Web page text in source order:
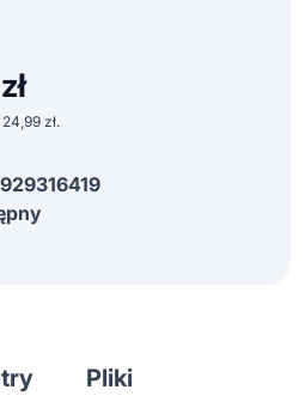
złAktualna
24,99 zł.
Pliki